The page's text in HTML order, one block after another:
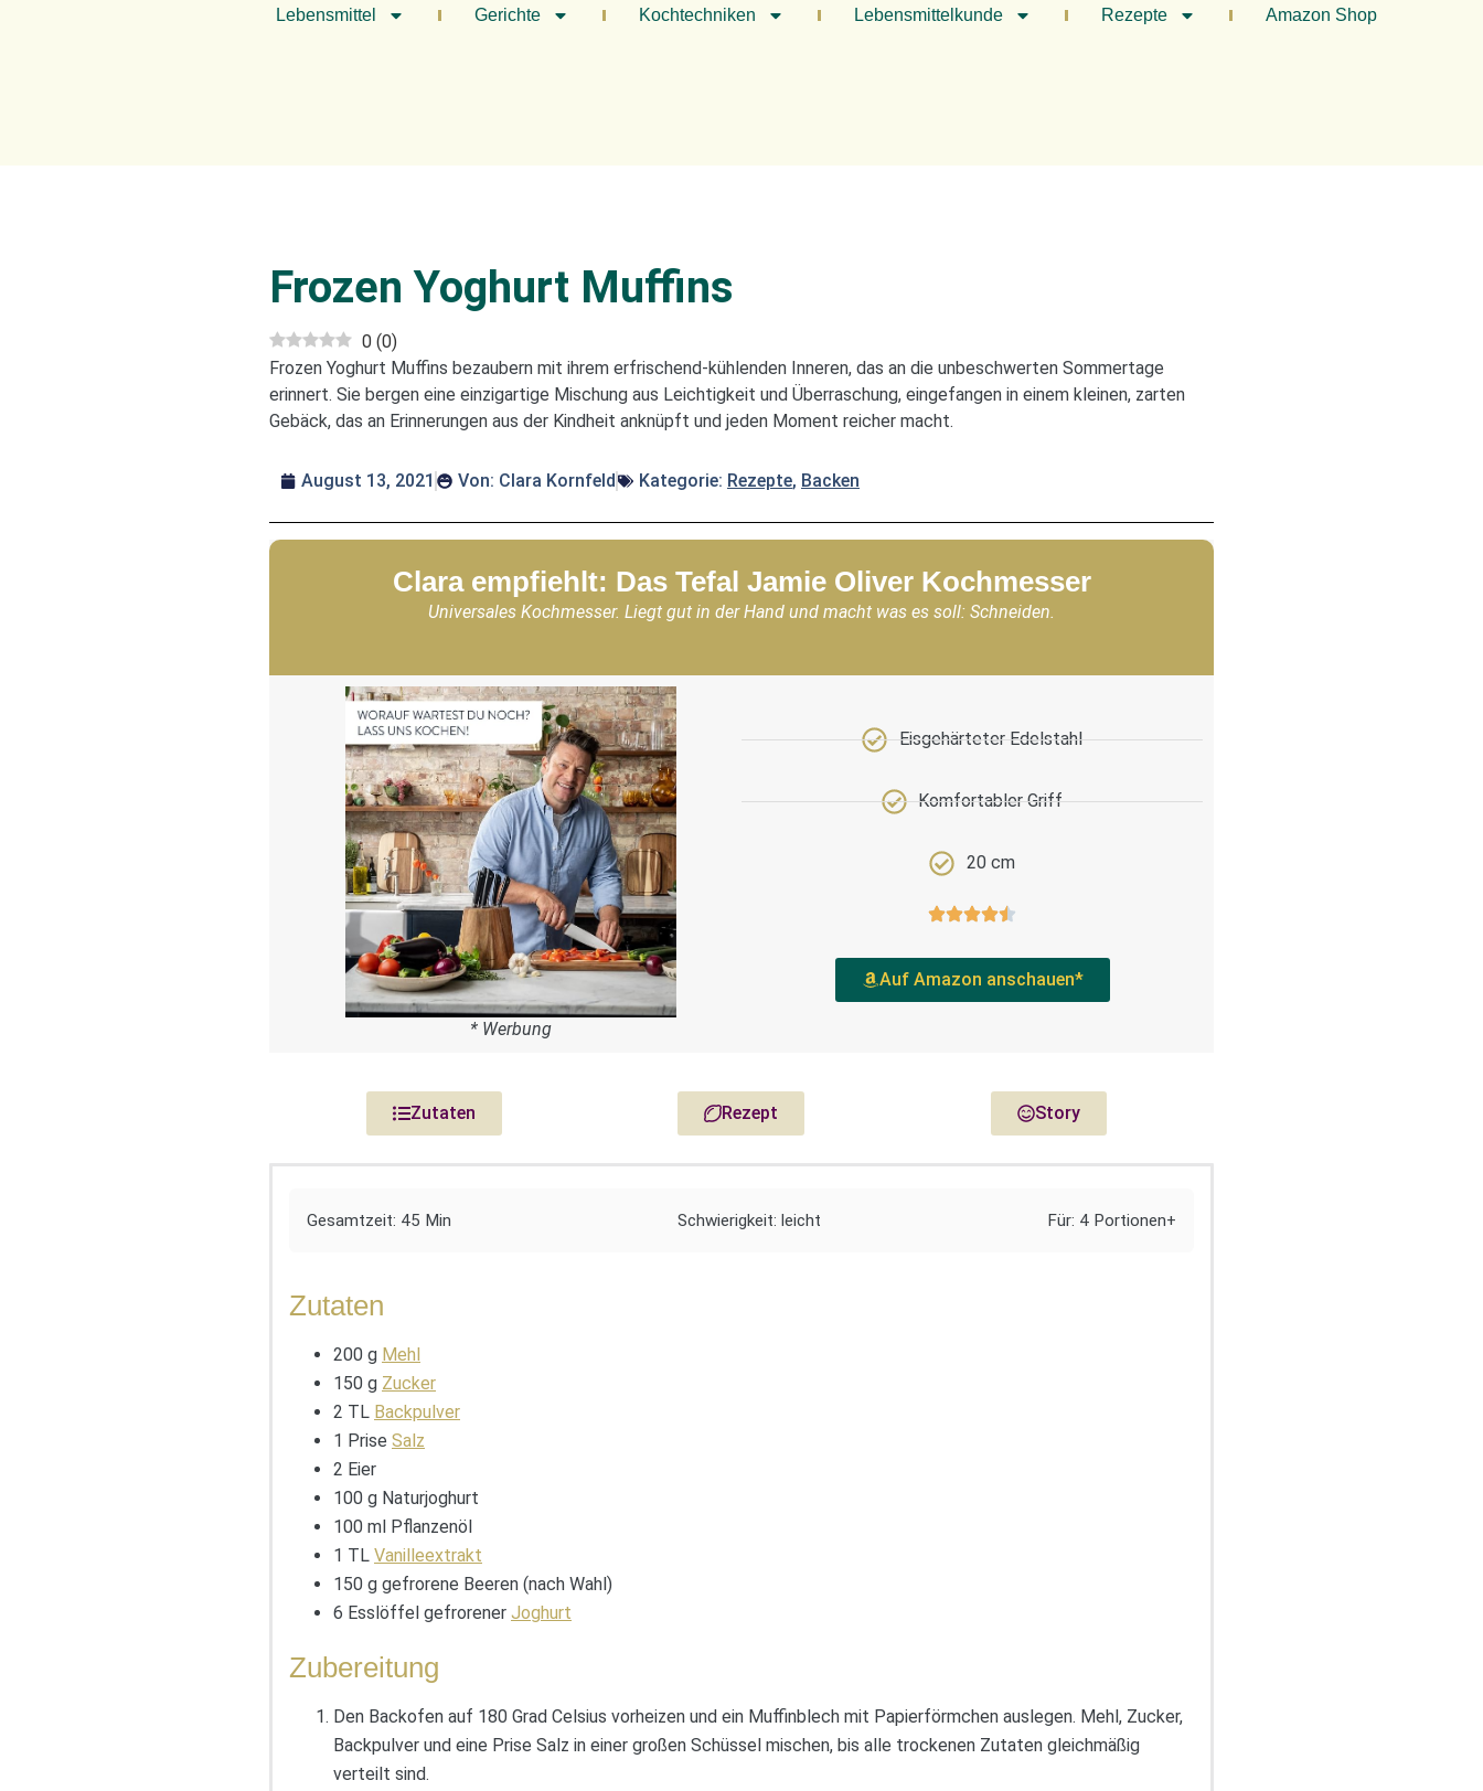
Lebensmittel Gerichte Kochtechniken Lebensmittelkunde Rezepte Amazon Shop
Frozen Yoghurt Muffins
0 (0)
Frozen Yoghurt Muffins bezaubern mit ihrem erfrischend-kühlenden Inneren, das an die unbeschwerten Sommertage
erinnert. Sie bergen eine einzigartige Mischung aus Leichtigkeit und Überraschung, eingefangen in einem kleinen, zarten
Gebäck, das an Erinnerungen aus der Kindheit anknüpft und jeden Moment reicher macht.
August 13, 2021 Von: Clara Kornfeld Kategorie: Rezepte, Backen
Clara empfiehlt: Das Tefal Jamie Oliver Kochmesser
Universales Kochmesser. Liegt gut in der Hand und macht was es soll: Schneiden.
* Werbung
Eisgehärteter Edelstahl
Komfortabler Griff
20 cm
Auf Amazon anschauen*
Zutaten Rezept Story
Gesamtzeit: 45 Min Schwierigkeit: leicht Für: 4 Portionen+
Zutaten
200 g Mehl
150 g Zucker
2 TL Backpulver
1 Prise Salz
2 Eier
100 g Naturjoghurt
100 ml Pflanzenöl
1 TL Vanilleextrakt
150 g gefrorene Beeren (nach Wahl)
6 Esslöffel gefrorener Joghurt
Zubereitung
Den Backofen auf 180 Grad Celsius vorheizen und ein Muffinblech mit Papierförmchen auslegen. Mehl, Zucker,
Backpulver und eine Prise Salz in einer großen Schüssel mischen, bis alle trockenen Zutaten gleichmäßig
verteilt sind.